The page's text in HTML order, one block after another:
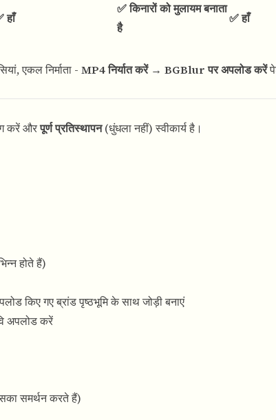
हाँ
✅ किनारों को मुलायम बनाता
है
✅ हाँ
एकल निर्माता - MP4 निर्यात करें → BGBlur पर अपलोड करें
करें औरपूर्ण प्रतिस्थापन(धुंधला नहीं) स्वीकार्य है।
होते हैं)
किए गए ब्रांड पृष्ठभूमि के साथ जोड़ी बनाएं
अपलोड करें
समर्थन करते हैं)